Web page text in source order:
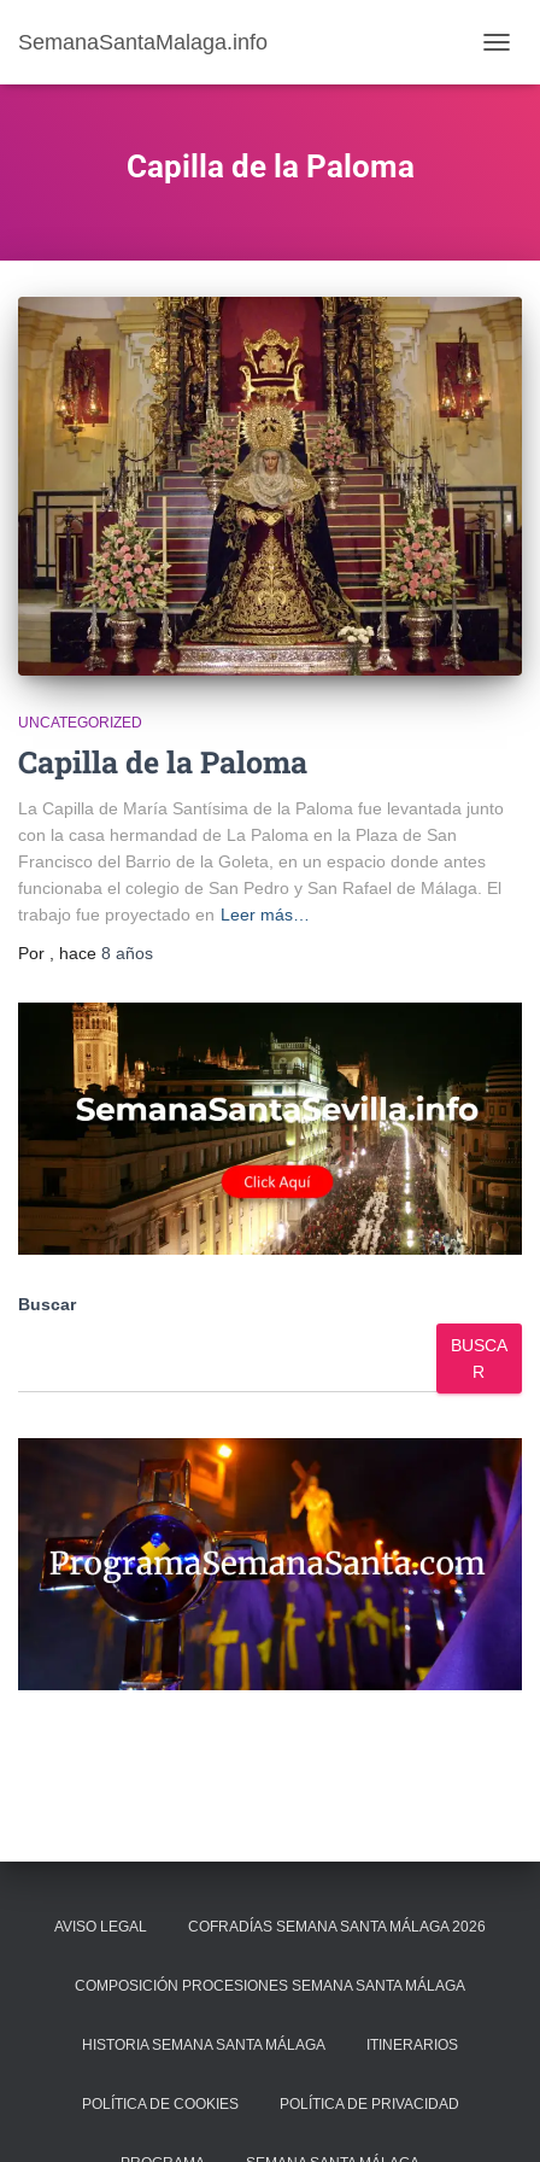
SemanaSantaMalaga.info
MODO
Capilla de la Paloma
UNCATEGORIZED
Capilla de la Paloma
La Capilla de María Santísima de la Paloma fue levantada junto
con la casa hermandad de La Paloma en la Plaza de San
Francisco del Barrio de la Goleta, en un espacio donde antes
funcionaba el colegio de San Pedro y San Rafael de Málaga. El
trabajo fue proyectado en Leer más…
Por
, hace 8 años
Buscar
BUSCA
R
AVISO LEGAL COFRADÍAS SEMANA SANTA MÁLAGA 2026
COMPOSICIÓN PROCESIONES SEMANA SANTA MÁLAGA
HISTORIA SEMANA SANTA MÁLAGA ITINERARIOS
POLÍTICA DE COOKIES POLÍTICA DE PRIVACIDAD